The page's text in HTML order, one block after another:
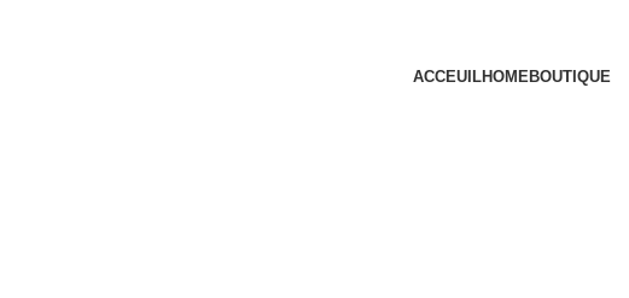
ACCEUILHOMEBOUTIQUE